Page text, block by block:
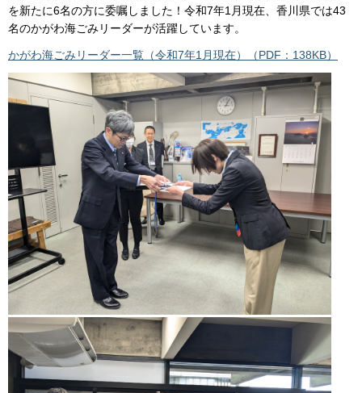
を新たに6名の方に委嘱しました！令和7年1月現在、香川県では43
名のかがわ海ごみリーダーが活躍しています。
かがわ海ごみリーダー一覧（令和7年1月現在）（PDF：138KB）